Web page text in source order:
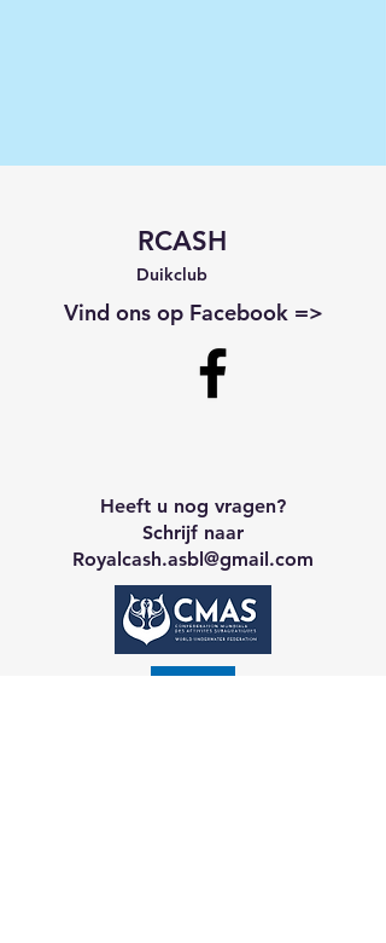
RCASH
Duikclub
Vind ons op Facebook =>
Heeft u nog vragen?
Schrijf naar
Royalcash.asbl@gmail.com